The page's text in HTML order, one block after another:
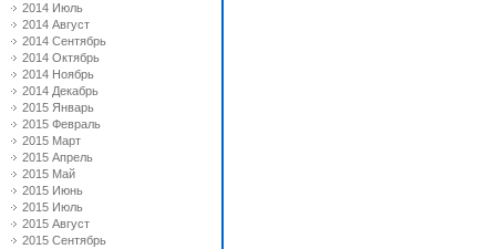
2014 Июль
2014 Август
2014 Сентябрь
2014 Октябрь
2014 Ноябрь
2014 Декабрь
2015 Январь
2015 Февраль
2015 Март
2015 Апрель
2015 Май
2015 Июнь
2015 Июль
2015 Август
2015 Сентябрь